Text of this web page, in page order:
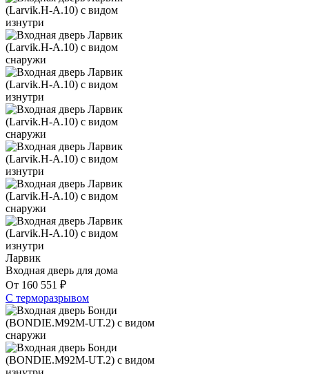
Ларвик
Входная дверь для дома
От 160 551 ₽
С терморазрывом